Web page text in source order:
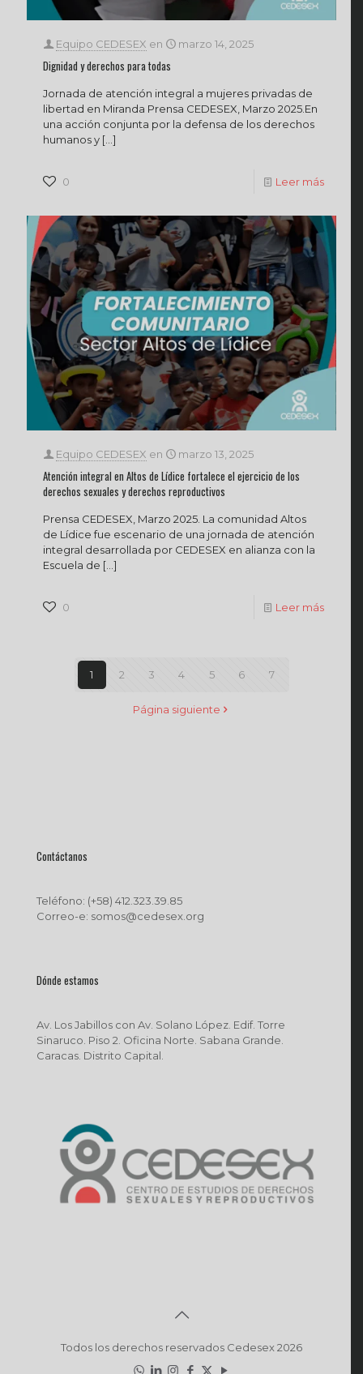
Equipo CEDESEX en marzo 14, 2025
Dignidad y derechos para todas
Jornada de atención integral a mujeres privadas de
libertad en Miranda Prensa CEDESEX, Marzo 2025.En
una acción conjunta por la defensa de los derechos
humanos y […]
0 Leer más
Equipo CEDESEX en marzo 13, 2025
Atención integral en Altos de Lídice fortalece el ejercicio de los
derechos sexuales y derechos reproductivos
Prensa CEDESEX, Marzo 2025. La comunidad Altos
de Lídice fue escenario de una jornada de atención
integral desarrollada por CEDESEX en alianza con la
Escuela de […]
0 Leer más
1 2 3 4 5 6 7
Página siguiente
Contáctanos
Teléfono: (+58) 412.323.39.85
Correo-e: somos@cedesex.org
Dónde estamos
Av. Los Jabillos con Av. Solano López. Edif. Torre
Sinaruco. Piso 2. Oficina Norte. Sabana Grande.
Caracas. Distrito Capital.
Todos los derechos reservados Cedesex 2026